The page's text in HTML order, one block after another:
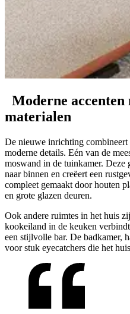
Moderne accenten
materialen
De nieuwe inrichting
moderne details. Eén van de
moswand in de tuinkamer. Deze
naar binnen en creëert een
compleet gemaakt door houten
en grote glazen deuren.
Ook andere ruimtes in het huis
kookeiland in de keuken
een stijlvolle bar. De badkamer,
voor stuk eyecatchers die het